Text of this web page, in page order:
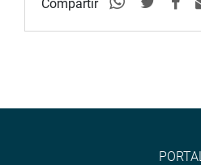
Compartir
PORTAL